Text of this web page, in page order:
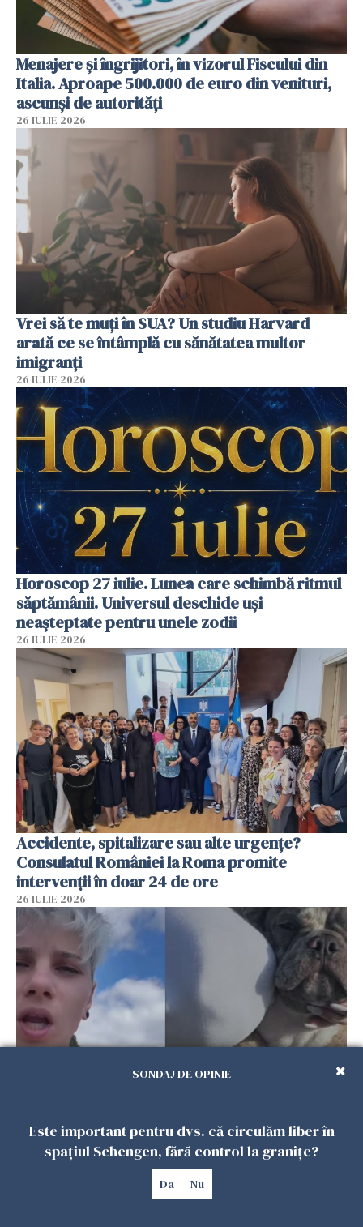
Menajere și îngrijitori, în vizorul Fiscului din
Italia. Aproape 500.000 de euro din venituri,
ascunși de autorități
26 IULIE 2026
Vrei să te muți în SUA? Un studiu Harvard
arată ce se întâmplă cu sănătatea multor
imigranți
26 IULIE 2026
Horoscop 27 iulie. Lunea care schimbă ritmul
săptămânii. Universul deschide uși
neașteptate pentru unele zodii
26 IULIE 2026
Accidente, spitalizare sau alte urgențe?
Consulatul României la Roma promite
intervenții în doar 24 de ore
26 IULIE 2026
câinele în Germania. Mesajul ei a stârnit
dezbateri aprinse
25 IULIE 2026
SONDAJ DE OPINIE
Este important pentru dvs. că circulăm liber în
spațiul Schengen, fără control la granițe?
Da Nu